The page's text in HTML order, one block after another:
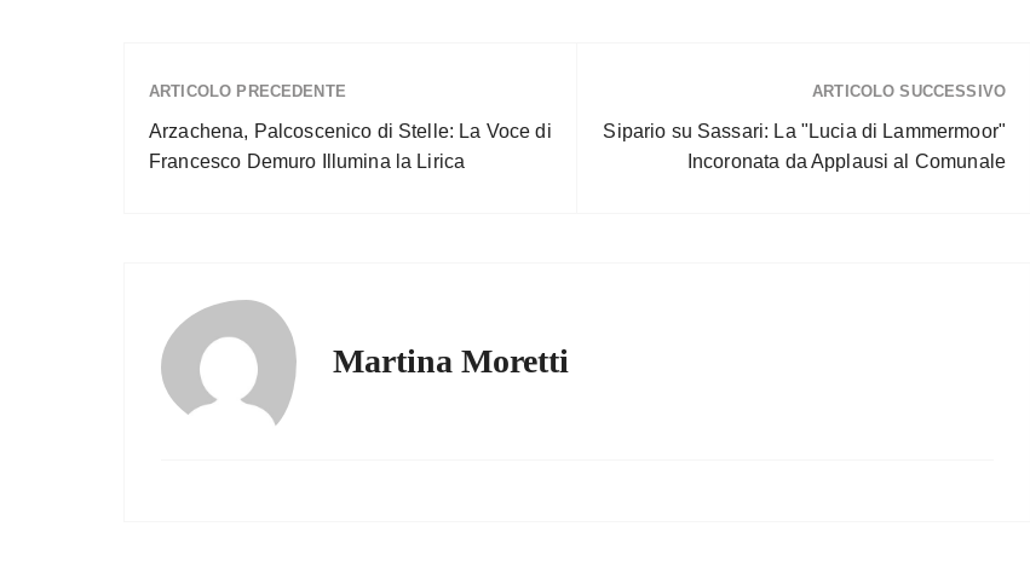
ARTICOLO PRECEDENTE
Arzachena, Palcoscenico di Stelle: La Voce di
Francesco Demuro Illumina la Lirica
ARTICOLO SUCCESSIVO
Sipario su Sassari: La "Lucia di Lammermoor"
Incoronata da Applausi al Comunale
Martina Moretti